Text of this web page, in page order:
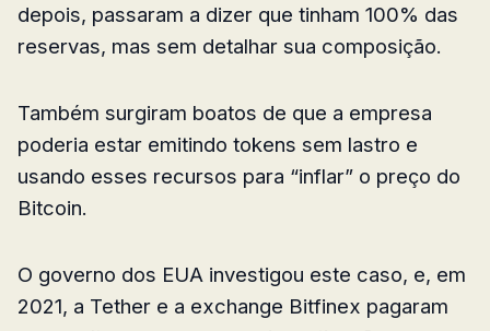
depois, passaram a dizer que tinham 100% das
reservas, mas sem detalhar sua composição.
Também surgiram boatos de que a empresa
poderia estar emitindo tokens sem lastro e
usando esses recursos para “inflar” o preço do
Bitcoin.
O governo dos EUA investigou este caso, e, em
2021, a Tether e a exchange Bitfinex pagaram